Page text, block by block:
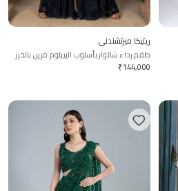
ريتيكا ميرتشندني
طقم رداء شالوار بأسلوب البيبلوم مزين بالخرز
الهندسي صوفيا
₹144,000